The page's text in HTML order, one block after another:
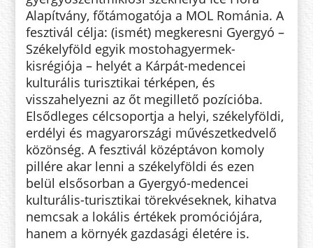
Alapítvány, főtámogatója a MOL Románia. A
fesztivál célja: (ismét) megkeresni Gyergyó –
Székelyföld egyik mostohagyermek-
kisrégiója – helyét a Kárpát-medencei
kulturális turisztikai térképen, és
visszahelyezni az őt megillető pozícióba.
Elsődleges célcsoportja a helyi, székelyföldi,
erdélyi és magyarországi művészetkedvelő
közönség. A fesztivál középtávon komoly
pillére akar lenni a székelyföldi és ezen
belül elsősorban a Gyergyó-medencei
kulturális-turisztikai törekvéseknek, kihatva
nemcsak a lokális értékek promóciójára,
hanem a környék gazdasági életére is.